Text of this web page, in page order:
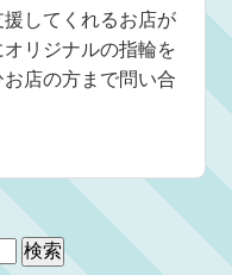
してくれるお店が
リジナルの指輪を
店の方まで問い合